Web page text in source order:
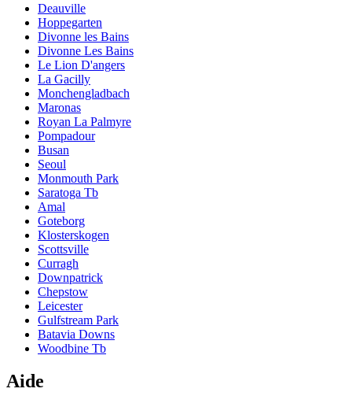
Deauville
Hoppegarten
Divonne les Bains
Divonne Les Bains
Le Lion D'angers
La Gacilly
Monchengladbach
Maronas
Royan La Palmyre
Pompadour
Busan
Seoul
Monmouth Park
Saratoga Tb
Amal
Goteborg
Klosterskogen
Scottsville
Curragh
Downpatrick
Chepstow
Leicester
Gulfstream Park
Batavia Downs
Woodbine Tb
Aide